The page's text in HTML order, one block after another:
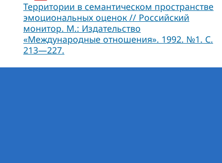
Территории в семантическом пространстве
эмоциональных оценок // Российский
монитор. М.: Издательство
«Международные отношения». 1992. №1. С.
213—227.